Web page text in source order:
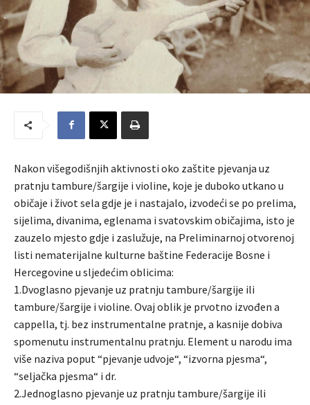
Nakon višegodišnjih aktivnosti oko zaštite pjevanja uz
pratnju tambure/šargije i violine, koje je duboko utkano u
običaje i život sela gdje je i nastajalo, izvodeći se po prelima,
sijelima, divanima, eglenama i svatovskim običajima, isto je
zauzelo mjesto gdje i zaslužuje, na Preliminarnoj otvorenoj
listi nematerijalne kulturne baštine Federacije Bosne i
Hercegovine u sljedećim oblicima:
1.Dvoglasno pjevanje uz pratnju tambure/šargije ili
tambure/šargije i violine. Ovaj oblik je prvotno izvođen a
cappella, tj. bez instrumentalne pratnje, a kasnije dobiva
spomenutu instrumentalnu pratnju. Element u narodu ima
više naziva poput “pjevanje udvoje“, “izvorna pjesma“,
“seljačka pjesma“ i dr.
2.Jednoglasno pjevanje uz pratnju tambure/šargije ili